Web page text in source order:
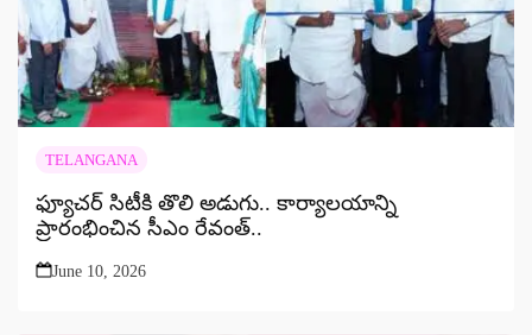
TELANGANA
ఫ్యూచర్ సిటీకి తొలి అడుగు.. కార్యాలయాన్ని
ప్రారంభించిన సీఎం రేవంత్..
June 10, 2026